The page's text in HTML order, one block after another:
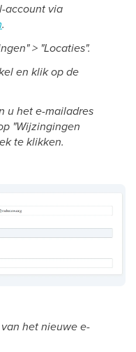
account via
.
> "Locaties".
en klik op de
u het e-mailadres
"Wijzingingen
te klikken.
het nieuwe e-